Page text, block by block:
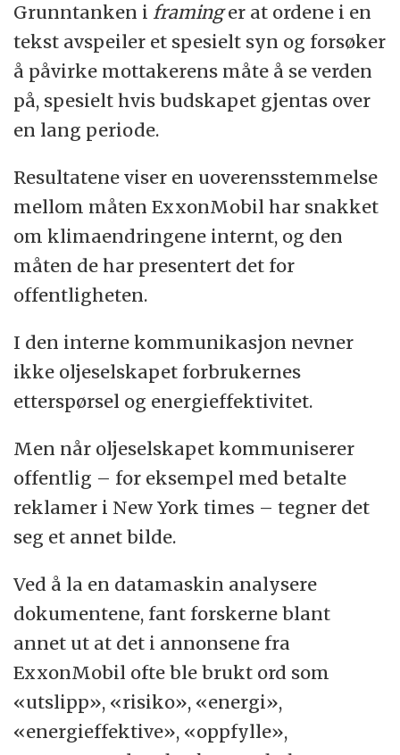
teknologi som kan rense luften slik at vi
kan fortsette med våre fossilbaserte
løsninger.
Grunntanken i framinger at ordene i en
tekst avspeiler et spesielt syn og forsøker
å påvirke mottakerens måte å se verden
på, spesielt hvis budskapet gjentas over
en lang periode.
Resultatene viser en uoverensstemmelse
mellom måten ExxonMobil har snakket
om klimaendringene internt, og den
måten de har presentert det for
offentligheten.
I den interne kommunikasjon nevner
ikke oljeselskapet forbrukernes
etterspørsel og energieffektivitet.
Men når oljeselskapet kommuniserer
offentlig – for eksempel med betalte
reklamer i New York times – tegner det
seg et annet bilde.
Ved å la en datamaskin analysere
dokumentene, fant forskerne blant
annet ut at det i annonsene fra
ExxonMobil ofte ble brukt ord som
«utslipp», «risiko», «energi»,
«energieffektive», «oppfylle»,